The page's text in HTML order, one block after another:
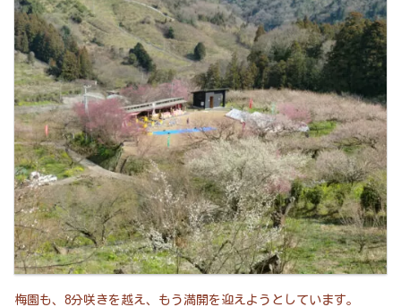
梅園も、8分咲きを越え、もう満開を迎えようとしています。